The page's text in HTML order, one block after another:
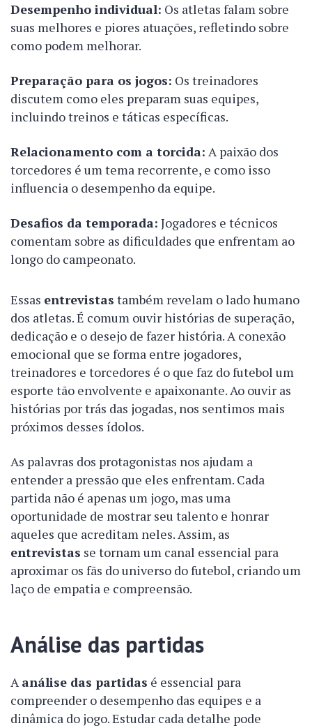
Desempenho individual: Os atletas falam sobre
suas melhores e piores atuações, refletindo sobre
como podem melhorar.
Preparação para os jogos: Os treinadores
discutem como eles preparam suas equipes,
incluindo treinos e táticas específicas.
Relacionamento com a torcida: A paixão dos
torcedores é um tema recorrente, e como isso
influencia o desempenho da equipe.
Desafios da temporada: Jogadores e técnicos
comentam sobre as dificuldades que enfrentam ao
longo do campeonato.
Essas entrevistas também revelam o lado humano
dos atletas. É comum ouvir histórias de superação,
dedicação e o desejo de fazer história. A conexão
emocional que se forma entre jogadores,
treinadores e torcedores é o que faz do futebol um
esporte tão envolvente e apaixonante. Ao ouvir as
histórias por trás das jogadas, nos sentimos mais
próximos desses ídolos.
As palavras dos protagonistas nos ajudam a
entender a pressão que eles enfrentam. Cada
partida não é apenas um jogo, mas uma
oportunidade de mostrar seu talento e honrar
aqueles que acreditam neles. Assim, as
entrevistas se tornam um canal essencial para
aproximar os fãs do universo do futebol, criando um
laço de empatia e compreensão.
Análise das partidas
Aanálise das partidas é essencial para
compreender o desempenho das equipes e a
dinâmica do jogo. Estudar cada detalhe pode